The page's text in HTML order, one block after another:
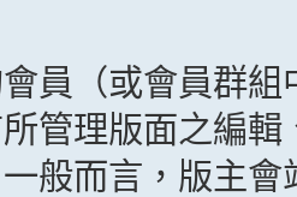
員（或會員群
管理版面之編
般而言，版主